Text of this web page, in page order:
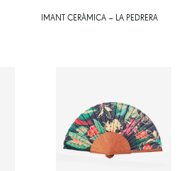
IMANT CERÀMICA – LA PEDRERA